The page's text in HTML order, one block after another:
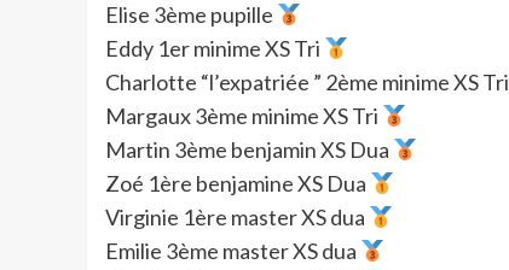
Elise 3ème pupille
Eddy 1er minime XS Tri
Charlotte “l’expatriée ” 2ème minime XS Tri
Margaux 3ème minime XS Tri
Martin 3ème benjamin XS Dua
Zoé 1ère benjamine XS Dua
Virginie 1ère master XS dua
Emilie 3ème master XS dua